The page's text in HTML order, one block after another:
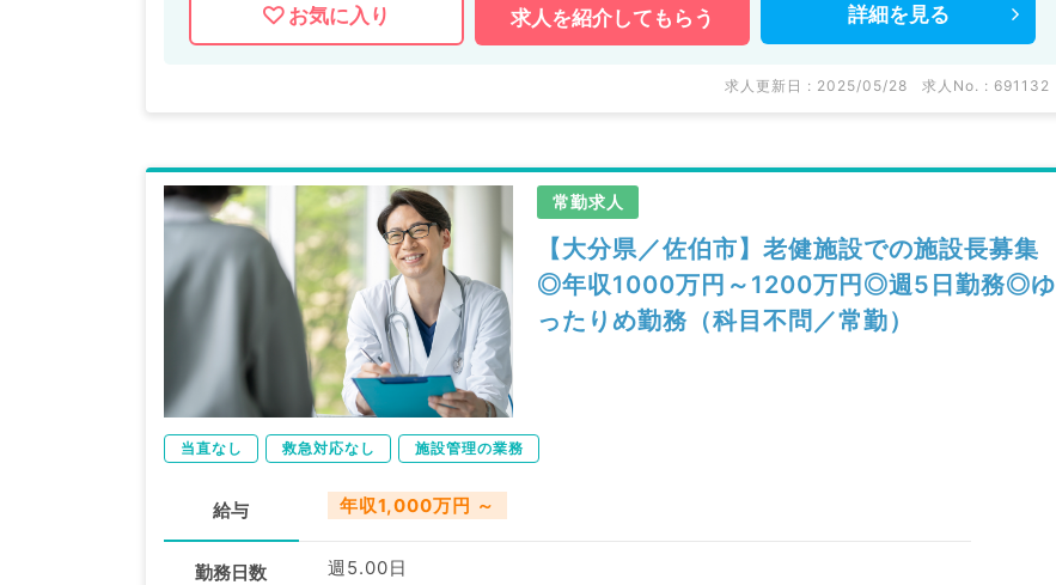
お気に入り 求人を紹介してもらう 詳細を 見る
求人更新日 : 2025/05/28 求人No. : 691132
常勤求人
【大分県／佐伯市】老健施設での施設長募集
◎年収1000万円～1200万円◎週5日勤務◎ゆ
ったりめ勤務（科目不問／常勤）
当直なし 救急対応なし 施設管理の業務
給与 年収1,000万円 ～
勤務日数 週5.00日